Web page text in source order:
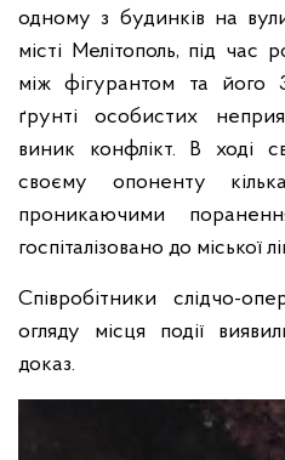
одному з будинків на
місті Мелітополь, під час
між фігурантом та його
ґрунті особистих
виник конфлікт. В ході
своєму опоненту
проникаючими
госпіталізовано до міської
Співробітники слідчо-
огляду місця події
доказ.